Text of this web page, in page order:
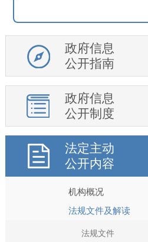
政府信息
公开指南
政府信息
公开制度
法定主动
公开内容
机构概况
法规文件及解读
法规文件